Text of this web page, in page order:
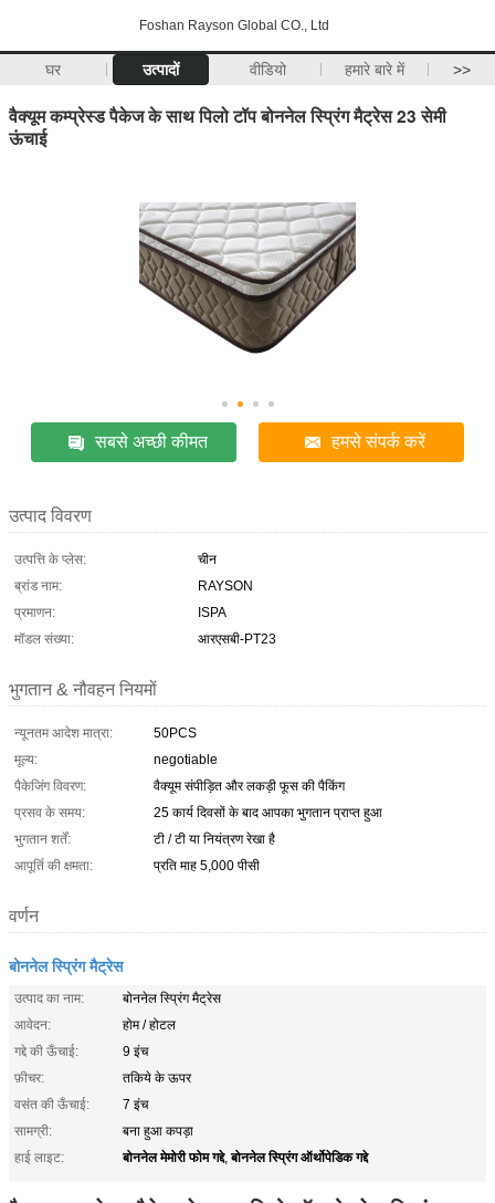
Foshan Rayson Global CO., Ltd
घर उत्पादों वीडियो हमारे बारे में >>
वैक्यूम कम्प्रेस्ड पैकेज के साथ पिलो टॉप बोननेल स्प्रिंग मैट्रेस 23 सेमी
ऊंचाई
सबसे अच्छी कीमत हमसे संपर्क करें
उत्पाद विवरण
उत्पत्ति के प्लेस:
चीन
ब्रांड नाम:
RAYSON
प्रमाणन:
ISPA
मॉडल संख्या:
आरएसबी-PT23
भुगतान & नौवहन नियमों
न्यूनतम आदेश मात्रा:
50PCS
मूल्य:
negotiable
पैकेजिंग विवरण:
वैक्यूम संपीड़ित और लकड़ी फूस की पैकिंग
प्रसव के समय:
25 कार्य दिवसों के बाद आपका भुगतान प्राप्त हुआ
भुगतान शर्तें:
टी / टी या नियंत्रण रेखा है
आपूर्ति की क्षमता:
प्रति माह 5,000 पीसी
वर्णन
बोननेल स्प्रिंग मैट्रेस
उत्पाद का नाम:
बोननेल स्प्रिंग मैट्रेस
आवेदन:
होम / होटल
गद्दे की ऊँचाई:
9 इंच
फ़ीचर:
तकिये के ऊपर
वसंत की ऊँचाई:
7 इंच
सामग्री:
बना हुआ कपड़ा
हाई लाइट:
बोननेल मेमोरी फोम गद्दे,बोननेल स्प्रिंग ऑर्थोपेडिक गद्दे